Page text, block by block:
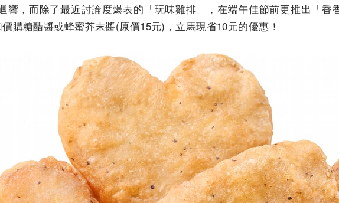
響，而除了最近討論度爆表的「玩味雞排」，在端午佳節前更推出「香
購糖醋醬或蜂蜜芥末醬(原價15元)，立馬現省10元的優惠！